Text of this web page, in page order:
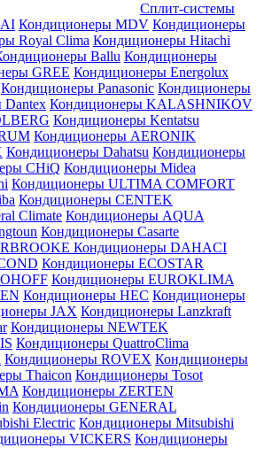
Сплит-системы
Кондиционеры MDV Кондиционеры
Royal Clima Кондиционеры Hitachi
Ballu Кондиционеры
GREE Кондиционеры Energolux
Кондиционеры Panasonic Кондиционеры
Кондиционеры KALASHNIKOV
Кондиционеры Kentatsu
Кондиционеры AERONIK
Кондиционеры Dahatsu Кондиционеры
CHiQ Кондиционеры Midea
Кондиционеры ULTIMA COMFORT
Кондиционеры CENTEK
Climate Кондиционеры AQUA
Кондиционеры Casarte
Кондиционеры DAHACI
Кондиционеры ECOSTAR
Кондиционеры EUROKLIMA
Кондиционеры HEC Кондиционеры
JAX Кондиционеры Lanzkraft
Кондиционеры NEWTEK
Кондиционеры QuattroClima
Кондиционеры ROVEX Кондиционеры
Thaicon Кондиционеры Tosot
Кондиционеры ZERTEN
Кондиционеры GENERAL
Electric Кондиционеры Mitsubishi
VICKERS Кондиционеры